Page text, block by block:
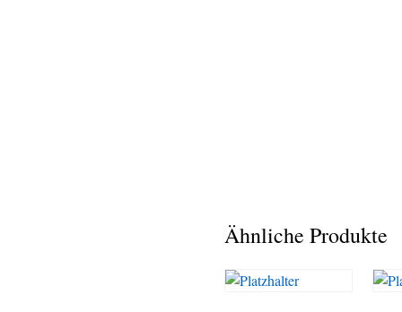
Ähnliche Produkte